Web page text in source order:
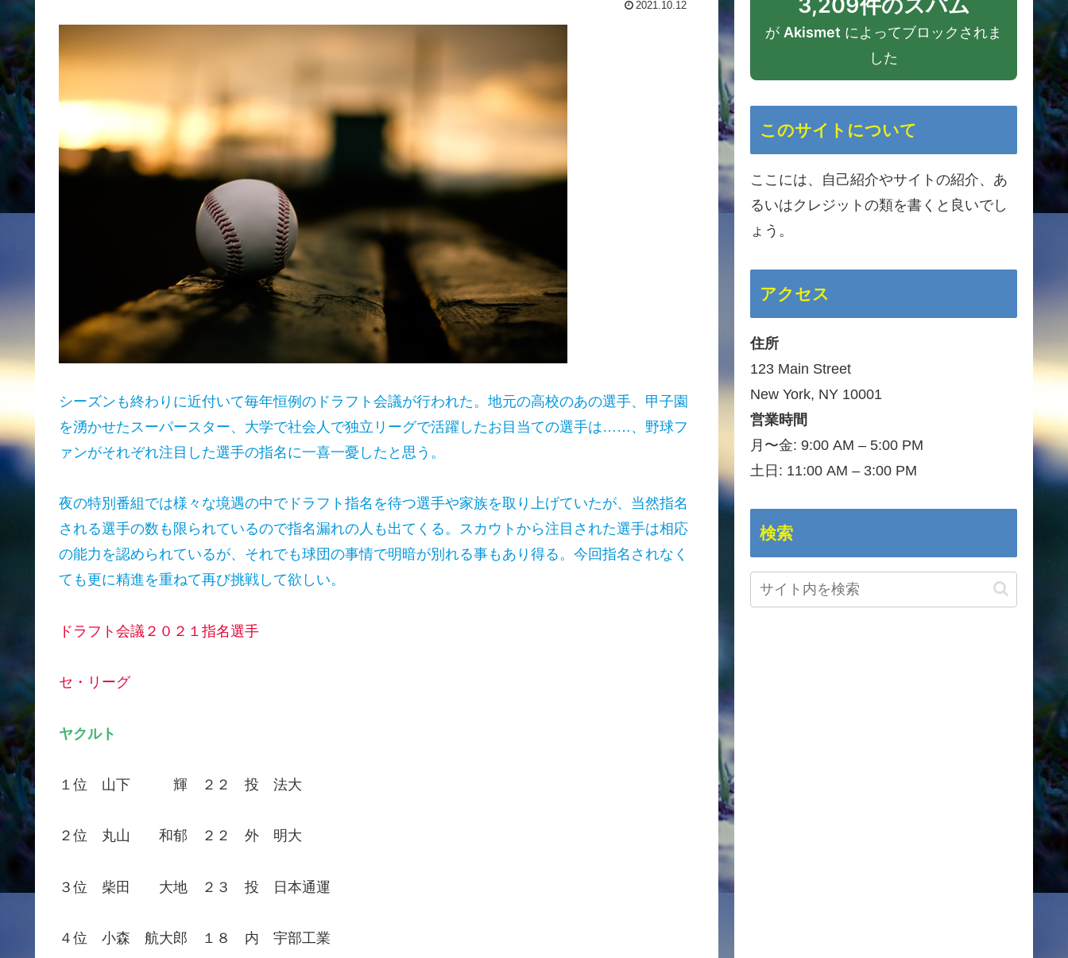
2021.10.12
シーズンも終わりに近付いて毎年恒例のドラフト会議が行われた。地元の高校のあの選手、甲子園
を湧かせたスーパースター、大学で社会人で独立リーグで活躍したお目当ての選手は……、野球フ
ァンがそれぞれ注目した選手の指名に一喜一憂したと思う 。
夜の特別番組では様々な境遇の中でドラフト指名を待つ選手や家族を取り上げていたが、当然指名
される選手の数も限られているので指名漏れの人も出てくる。スカウトから注目された選手は相応
の能力を認められているが、それでも球団の事情で明暗が別れる事もあり得る。今回指名されなく
ても更に精進を重ねて再び挑戦して欲しい。
ドラフト会議２０２１指名選手
セ・リーグ
ヤクルト
１位 山下 輝 ２２ 投 法大
２位 丸山 和郁 ２２ 外 明大
３位 柴田 大地 ２３ 投 日本通運
４位 小森 航大郎 １８ 内 宇部工業
が Akismet によってブロックされま
した
このサイトについて
ここには、自己紹介やサイトの紹介、あ
るいはクレジットの類を書くと良いでし
ょう。
アクセス
住所
123 Main Street
New York, NY 10001
営業時間
月〜金: 9:00 AM – 5:00 PM
土日: 11:00 AM – 3:00 PM
検索